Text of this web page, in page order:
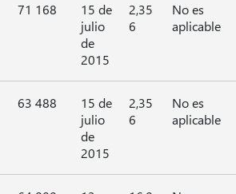
71 168
15 de
julio
de
2015
2,35
6
No es
aplicable
63 488
15 de
julio
de
2015
2,35
6
No es
aplicable